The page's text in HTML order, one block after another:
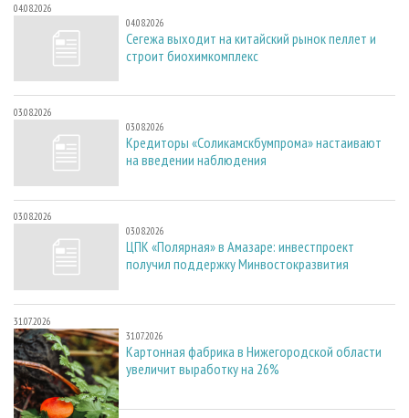
04.08.2026
04.08.2026
Сегежа выходит на китайский рынок пеллет и
строит биохимкомплекс
03.08.2026
03.08.2026
Кредиторы «Соликамскбумпрома» настаивают
на введении наблюдения
03.08.2026
03.08.2026
ЦПК «Полярная» в Амазаре: инвестпроект
получил поддержку Минвостокразвития
31.07.2026
31.07.2026
Картонная фабрика в Нижегородской области
увеличит выработку на 26%